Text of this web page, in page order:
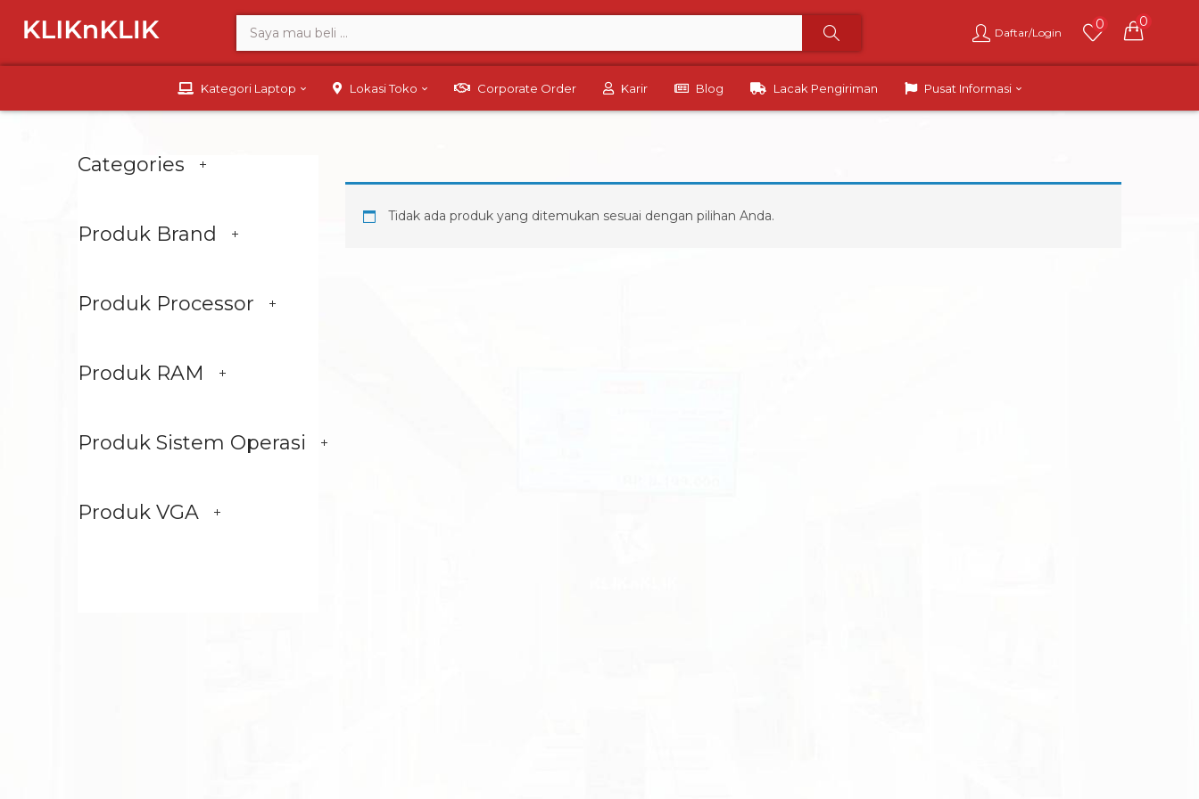
Daftar/Login
0 0
Kategori Laptop Lokasi Toko Corporate Order Karir Blog Lacak Pengiriman Pusat Informasi
Categories
Produk Brand
Produk Processor
Produk RAM
Produk Sistem Operasi
Produk VGA
Tidak ada produk yang ditemukan sesuai dengan pilihan Anda.